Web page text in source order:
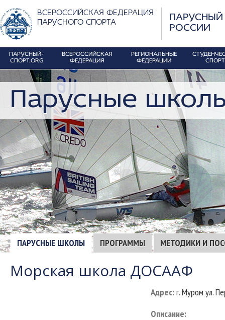
ВСЕРОССИЙСКАЯ ФЕДЕРАЦИЯ
ПАРУСНОГО СПОРТА
ПАРУСНЫЙ
РОССИИ
ПАРУСНЫЙ-
СПОРТ.ORG
ВСЕРОССИЙСКАЯ
ФЕДЕРАЦИЯ
РЕГИОНАЛЬНЫЕ
ФЕДЕРАЦИИ
СПОРТ
Парусные
ПАРУСНЫЕ ШКОЛЫ ПРОГРАММЫ МЕТОДИКИ И
Морская школа ДОСААФ
Адрес:г. Муром ул.
Описание: